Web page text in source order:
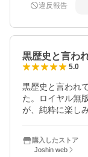
違反報告
黒歴史と言わ
5.0
黒歴史と言われ
た。ロイヤル無
が、純粋に楽し
購入したストア
Joshin web